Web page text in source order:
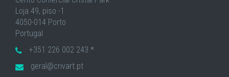
Loja 49, piso -1
4050-014 Porto
Portugal
+351 226 002 243 *
geral@crivart.pt